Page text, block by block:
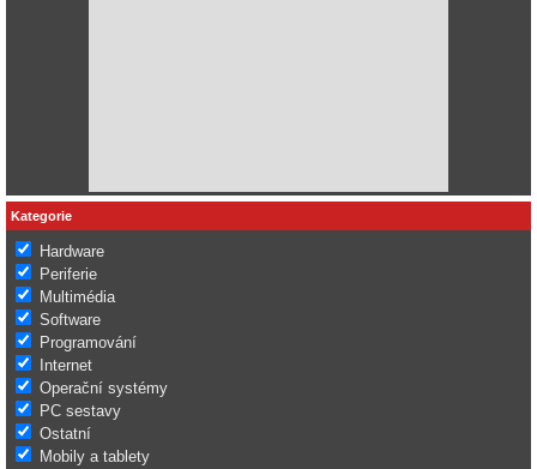
Kategorie
Hardware
Periferie
Multimédia
Software
Programování
Internet
Operační systémy
PC sestavy
Ostatní
Mobily a tablety